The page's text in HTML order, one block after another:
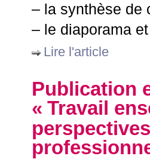
– la synthèse de
– le diaporama
Lire l'article
Publication
« Travail